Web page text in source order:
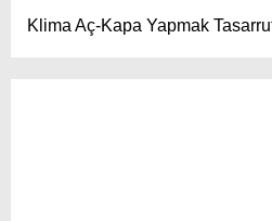
Klima Aç-Kapa Yapmak